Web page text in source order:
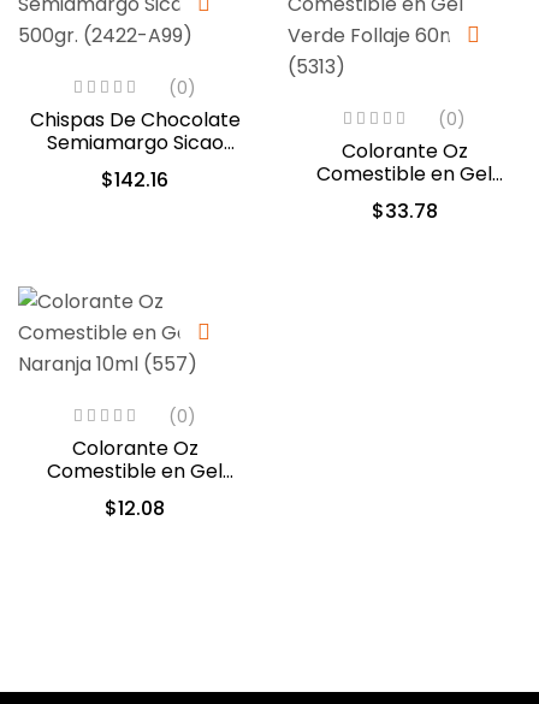
(0)
Chispas De Chocolate
Semiamargo Sicao
500gr. (2422-A99)
$142.16
(0)
Colorante Oz
Comestible en Gel
Verde Follaje 60ml
(5313)
$33.78
(0)
Colorante Oz
Comestible en Gel
Naranja 10ml (557)
$12.08